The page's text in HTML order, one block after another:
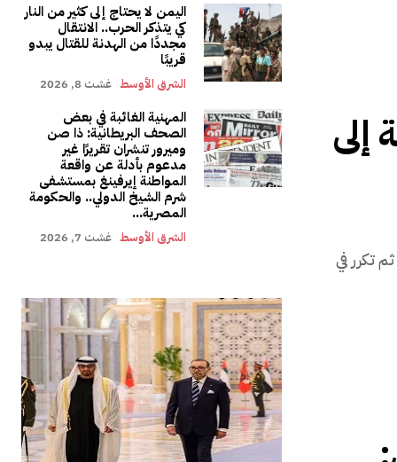
اليمن لا يحتاج إلى كثير من النار
كي يتذكر الحرب.. الانتقال
مجددًا من الهدنة للقتال يبدو
قريبًا
الشرق الأوسط غشت 8, 2026
المهنية الغائبة في بعض
الصحف البريطانية: ذا صن
وميرور تنشران تقريرًا غير
مدعوم بأدلة عن واقعة
المواطنة إيرفينغ بمستشفى
شرم الشيخ الدولي.. والحكومة
المصرية...
الشرق الأوسط غشت 7, 2026
لم يكن المشهد الذي عاشته شواطئ الفنيدق في صيف 2025 ثم تكرر في